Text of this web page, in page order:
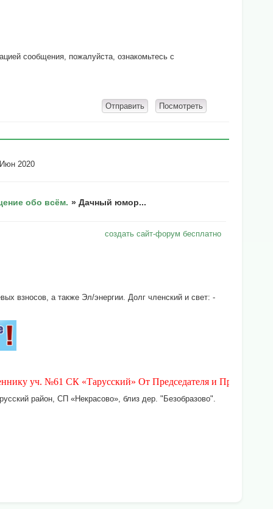
сообщения, пожалуйста, ознакомьтесь с
2020
обо всём. »Дачный юмор...
создать сайт-форум бесплатно
взносов, а также Эл/энергии. Долг членский и свет: -
№61 СК «Тарусский» От Председателя и Правления СК
район, СП «Некрасово», близ дер. "Безобразово".